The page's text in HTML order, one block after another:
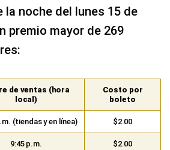
la noche del lunes 15 de
premio mayor de 269
de ventas (hora
local)
Costo por
boleto
(tiendas y en línea) $2.00
9:45 p.m. $2.00